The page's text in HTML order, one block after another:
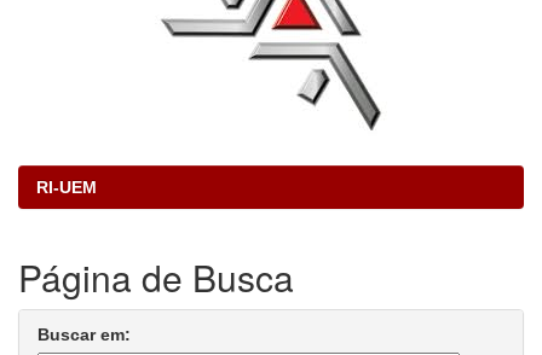
RI-UEM
Página de Busca
Buscar em: